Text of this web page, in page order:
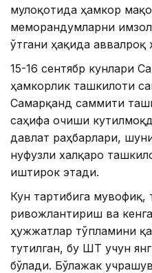
мулоқотида ҳамкор
меморандумларни
ўтгани ҳақида аввалроқ
15-16 сентябр кунлари
ҳамкорлик ташкилоти
Самарқанд саммити
саҳифа очиши
давлат раҳбарлари,
нуфузли халқаро
иштирок этади.
Кун тартибига
ривожлантириш ва
ҳужжатлар тўпламини
тутилган, бу ШҲТ учун
бўлади. Бўлажак